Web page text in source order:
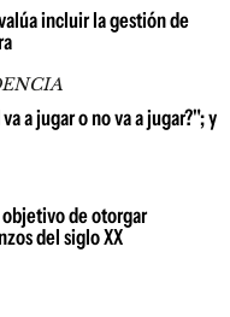
incluir la gestión de
a jugar o no va a jugar?"; y
objetivo de otorgar
del siglo XX